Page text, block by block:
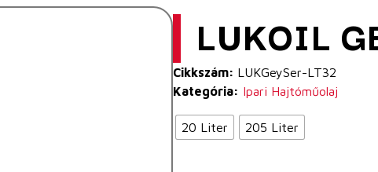
LUKOIL
Cikkszám: LUKGeySer-LT32
Kategória: Ipari Hajtóműolaj
20 Liter 205 Liter